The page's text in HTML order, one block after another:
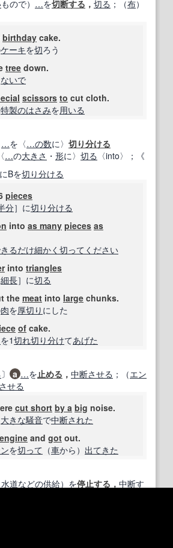
もので） …を切断する ， 切る ；（布）
birthday cake.
ケーキを切ろう
tree down.
ないで
scissors to cut cloth.
特製のはさみを用いる
…を〈…の数に〉 切り分ける
…の大きさ ・ 形に〉 切る 〈into〉；《
Bを切り分ける
pieces
分］に切り分ける
into as many pieces as
るだけ細かく 切って ください
into triangles
細長］に切る
themeat into large chunks.
肉を厚切り にした
of cake.
を1切れ切り分けてあげた
〕 a …を 止める ， 中断させる ；（エン
せる
cut short by a big noise.
大きな騒音で中断された
engine and got out.
を切って （車から） 出てきた
道などの供給）を停止する ， 中断す